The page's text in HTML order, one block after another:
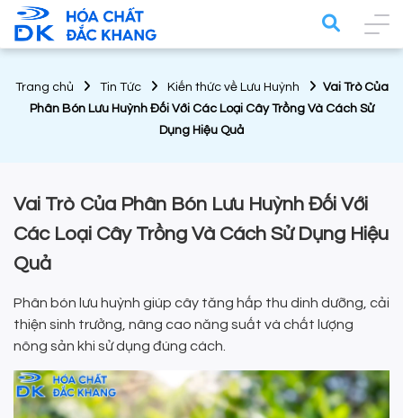
Trang chủ Tin Tức Kiến thức về Lưu Huỳnh
Vai Trò Của
Phân Bón Lưu Huỳnh Đối Với Các Loại Cây Trồng Và Cách Sử
Dụng Hiệu Quả
Vai Trò Của Phân Bón Lưu Huỳnh Đối Với
Các Loại Cây Trồng Và Cách Sử Dụng Hiệu
Quả
Phân bón lưu huỳnh giúp cây tăng hấp thu dinh dưỡng, cải
thiện sinh trưởng, nâng cao năng suất và chất lượng
nông sản khi sử dụng đúng cách.